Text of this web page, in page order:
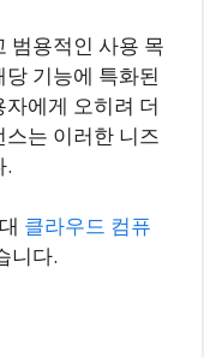
범용적인 사용 목
기능에 특화된
에게 오히려 더
는 이러한 니즈
.
클라우드 컴퓨
니다.